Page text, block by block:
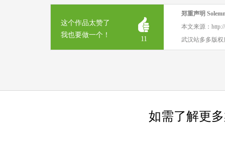
这个作品太赞了
我也要做一个！
11
郑重声明
本文来源：
武汉站多多版
如需了解更